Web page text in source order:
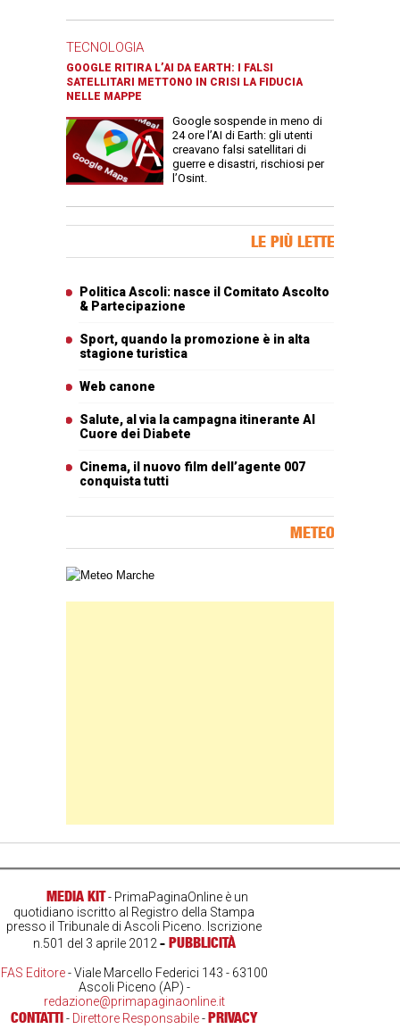
TECNOLOGIA
GOOGLE RITIRA L’AI DA EARTH: I FALSI
SATELLITARI METTONO IN CRISI LA FIDUCIA
NELLE MAPPE
Google sospende in meno di
24 ore l’AI di Earth: gli utenti
creavano falsi satellitari di
guerre e disastri, rischiosi per
l’Osint.
LE PIÙ LETTE
Politica Ascoli: nasce il Comitato Ascolto
& Partecipazione
Sport, quando la promozione è in alta
stagione turistica
Web canone
Salute, al via la campagna itinerante Al
Cuore dei Diabete
Cinema, il nuovo film dell’agente 007
conquista tutti
METEO
Carta meteorologica delle Marche
MEDIA KIT- PrimaPaginaOnline è un
quotidiano iscritto al Registro della Stampa
presso il Tribunale di Ascoli Piceno. Iscrizione
n.501 del 3 aprile 2012- PUBBLICITÀ
FAS Editore- Viale Marcello Federici 143 - 63100
Ascoli Piceno (AP) -
redazione@primapaginaonline.it
CONTATTI- Direttore Responsabile-PRIVACY